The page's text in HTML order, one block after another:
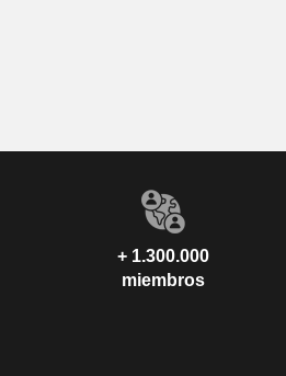
+ 1.300.000
miembros